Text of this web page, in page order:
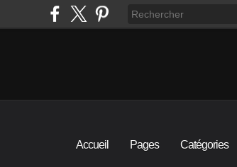
Accueil Pages Catégories